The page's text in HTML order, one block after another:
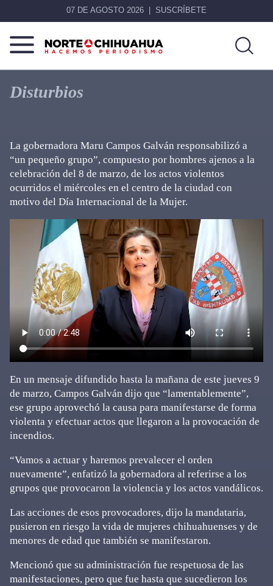
07 DE AGOSTO 2026 SUSCRÍBETE
Norte
De
Chihuahua
Más
que
noticias,
Disturbios
La gobernadora Maru Campos Galván responsabilizó a
“un pequeño grupo”, compuesto por hombres ajenos a la
celebración del 8 de marzo, de los actos violentos
ocurridos el miércoles en el centro de la ciudad con
motivo del Día Internacional de la Mujer.
En un mensaje difundido hasta la mañana de este jueves 9
de marzo, Campos Galván dijo que “lamentablemente”,
ese grupo aprovechó la causa para manifestarse de forma
violenta y efectuar actos que llegaron a la provocación de
incendios.
“Vamos a actuar y haremos prevalecer el orden
nuevamente”, enfatizó la gobernadora al referirse a los
grupos que provocaron la violencia y los actos vandálicos.
Las acciones de esos provocadores, dijo la mandataria,
pusieron en riesgo la vida de mujeres chihuahuenses y de
menores de edad que también se manifestaron.
Mencionó que su administración fue respetuosa de las
manifestaciones, pero que fue hasta que sucedieron los